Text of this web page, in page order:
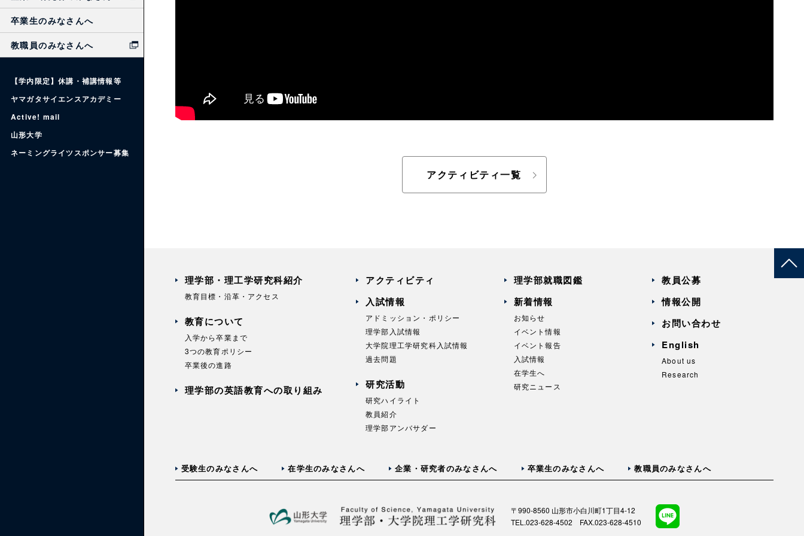
卒業生のみなさんへ
教職員のみなさんへ
【学内限定】休講・補講情報等
ヤマガタサイエンスアカデミー
Active! mail
山形大学
ネーミングライツスポンサー募集
アクティビティ一覧
理学部・理工学研究科紹介
教育目標・沿革・アクセス
教育について
入学から卒業まで
3つの教育ポリシー
卒業後の進路
理学部の英語教育への取り組み
アクティビティ
入試情報
アドミッション・ポリシー
理学部入試情報
大学院理工学研究科入試情報
過去問題
研究活動
研究ハイライト
教員紹介
理学部アンバサダー
理学部就職図鑑
新着情報
お知らせ
イベント情報
イベント報告
入試情報
在学生へ
研究ニュース
教員公募
情報公開
お問い合わせ
English
About us
Research
受験生のみなさんへ 在学生のみなさんへ 企業・研究者のみなさんへ 卒業生のみなさんへ 教職員のみなさんへ
〒990-8560 山形市小白川町1丁目4-12
TEL.023-628-4502 FAX.023-628-4510